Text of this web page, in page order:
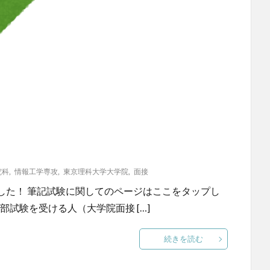
科 情報工学専攻 東京理科大学大学院 面接
！ 筆記試験に関してのページはここをタップし
試験を受ける人（大学院面接 […]
続きを読む